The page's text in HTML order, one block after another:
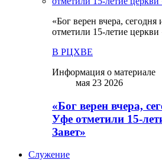
«Бог верен вчера,
отметили 15-летие
В РЦХВЕ
Информация о материале
мая 23 2026
«Бог верен вчера,
Уфе отметили 15-
Завет»
Служение